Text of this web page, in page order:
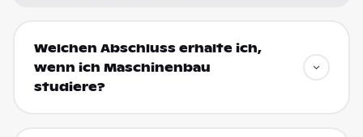
Welchen Abschluss erhalte ich,
wenn ich Maschinenbau
studiere?